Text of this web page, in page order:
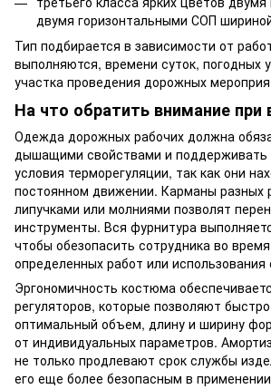
двумя горизонтальными СОП
Тип подбирается в зависимости от
выполняются, времени суток, погодных
участка проведения дорожных
На что обратить внимание при
Одежда дорожных рабочих должна
дышащими свойствами и поддерживать
условия терморегуляции, так как они
постоянном движении. Карманы разных
липучками или молниями позволят
инструменты. Вся фурнитура
чтобы обезопасить сотрудника во
определенных работ или использования
Эргономичность костюма
регуляторов, которые позволяют
оптимальный объем, длину и ширину
от индивидуальных параметров.
не только продлевают срок службы
его еще более безопасным в